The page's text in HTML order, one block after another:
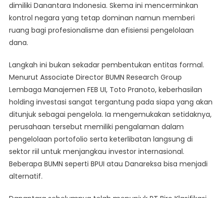
dimiliki Danantara Indonesia. Skema ini mencerminkan
kontrol negara yang tetap dominan namun memberi
ruang bagi profesionalisme dan efisiensi pengelolaan
dana.
Langkah ini bukan sekadar pembentukan entitas formal.
Menurut Associate Director BUMN Research Group
Lembaga Manajemen FEB UI, Toto Pranoto, keberhasilan
holding investasi sangat tergantung pada siapa yang akan
ditunjuk sebagai pengelola. Ia mengemukakan setidaknya,
perusahaan tersebut memiliki pengalaman dalam
pengelolaan portofolio serta keterlibatan langsung di
sektor riil untuk menjangkau investor internasional.
Beberapa BUMN seperti BPUI atau Danareksa bisa menjadi
alternatif.